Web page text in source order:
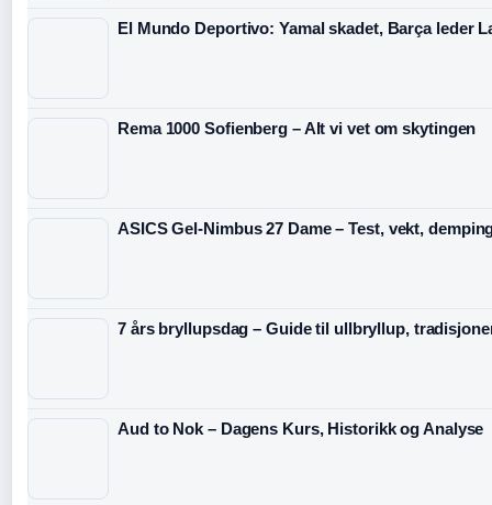
El Mundo Deportivo: Yamal skadet, Barça leder
Rema 1000 Sofienberg – Alt vi vet om skytingen
ASICS Gel-Nimbus 27 Dame – Test, vekt,
7 års bryllupsdag – Guide til ullbryllup,
Aud to Nok – Dagens Kurs, Historikk og Analyse